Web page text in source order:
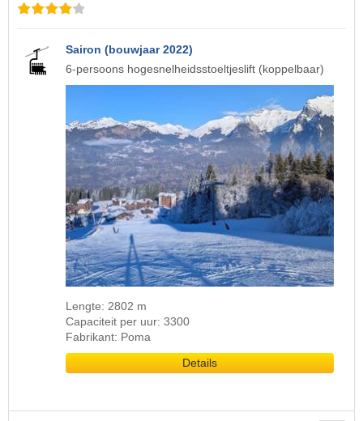
Sairon (bouwjaar 2022)
6-persoons hogesnelheidsstoeltjeslift (koppelbaar)
Lengte: 2802 m
Capaciteit per uur: 3300
Fabrikant: Poma
Details